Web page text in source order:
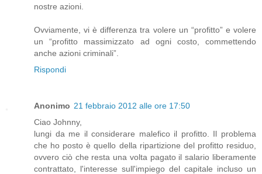
nostre azioni.
Ovviamente, vi è differenza tra volere un “profitto” e volere
un “profitto massimizzato ad ogni costo, commettendo
anche azioni criminali”.
Rispondi
Anonimo 21 febbraio 2012 alle ore 17:50
Ciao Johnny,
lungi da me il considerare malefico il profitto. Il problema
che ho posto è quello della ripartizione del profitto residuo,
ovvero ciò che resta una volta pagato il salario liberamente
contrattato, l'interesse sull'impiego del capitale incluso un